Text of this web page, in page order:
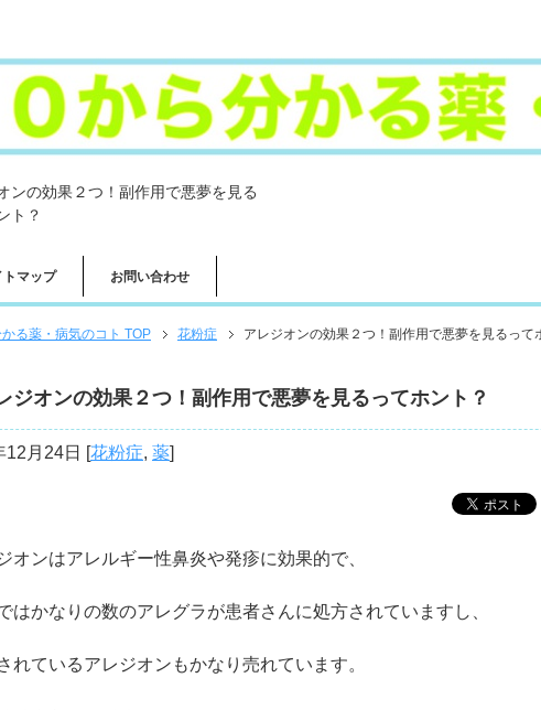
ンの効果２つ！副作用で悪夢を見る
ト？
トマップ お問い合わせ
かる薬・病気のコト TOP 花粉症 アレジオンの効果２つ！副作用で悪夢を見るって
ジオンの効果２つ！副作用で悪夢を見るってホント？
12月24日 [花粉症, 薬]
オンはアレルギー性鼻炎や発疹に効果的で、
はかなりの数のアレグラが患者さんに処方されていますし、
れているアレジオンもかなり売れています。